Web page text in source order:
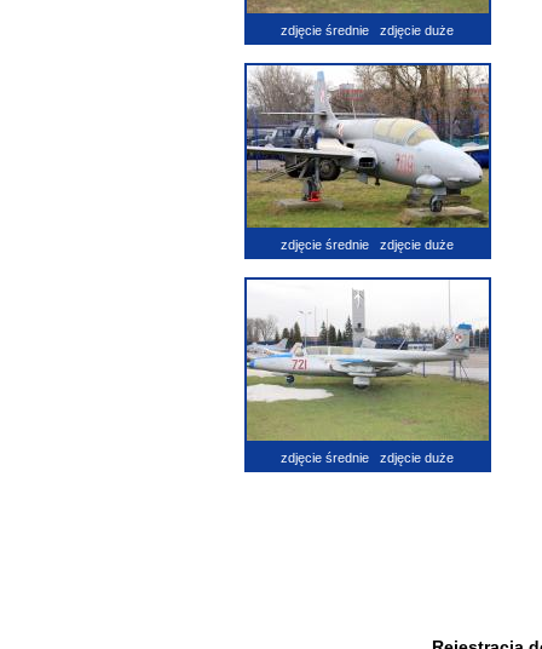
zdjęcie średnie zdjęcie duże
zdjęcie średnie zdjęcie duże
zdjęcie średnie zdjęcie duże